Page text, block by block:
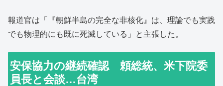
報道官は「『朝鮮半島の完全な非核化』は、理論でも実践
でも物理的にも既に死滅している」と主張した。
安保協力の継続確認 頼総統、米下院委
員長と会談…台湾